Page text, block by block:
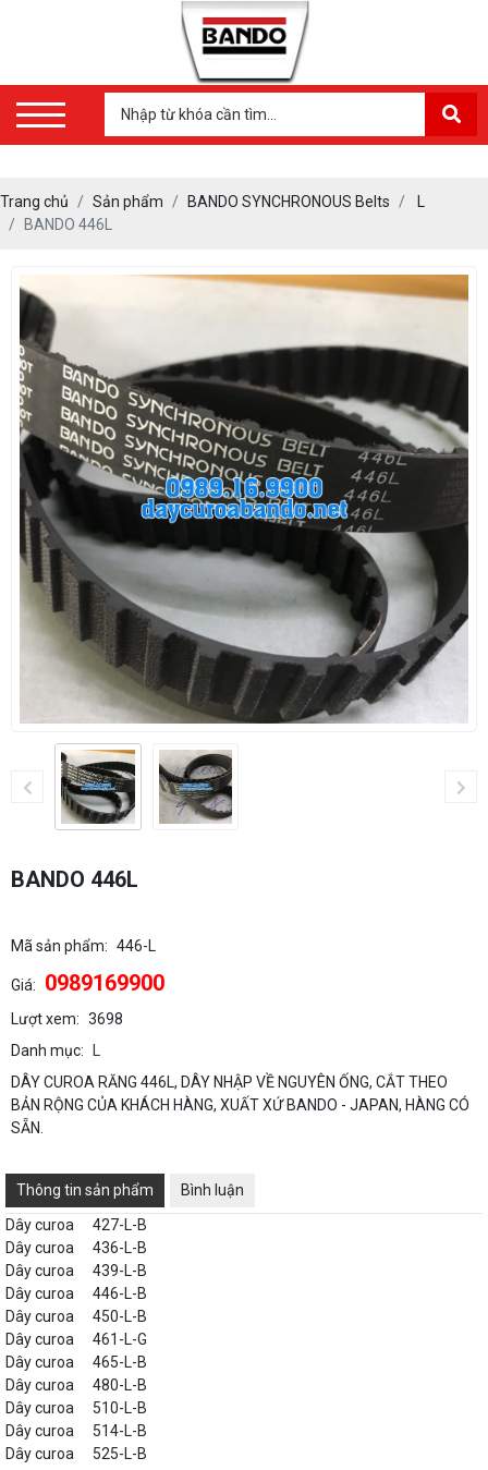
Trang chủ Sản phẩm BANDO SYNCHRONOUS Belts
L
BANDO 446L
BANDO 446L
Mã sản phẩm: 446-L
Giá: 0989169900
Lượt xem: 3698
Danh mục:
DÂY CUROA RĂNG 446L, DÂY NHẬP VỀ NGUYÊN ỐNG, CẮT THEO
BẢN RỘNG CỦA KHÁCH HÀNG, XUẤT XỨ BANDO - JAPAN, HÀNG CÓ
SẴN.
Thông tin sản phẩm
Bình luận
Dây curoa
427-L-B
Dây curoa
436-L-B
Dây curoa
439-L-B
Dây curoa
446-L-B
Dây curoa
450-L-B
Dây curoa
461-L-G
Dây curoa
465-L-B
Dây curoa
480-L-B
Dây curoa
510-L-B
Dây curoa
514-L-B
Dây curoa
525-L-B